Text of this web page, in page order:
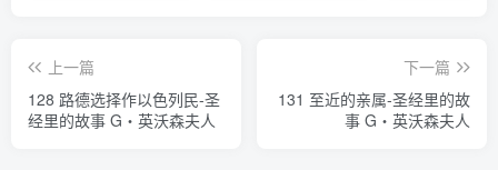
上一篇
128 路德选择作以色列民-圣
经里的故事 G‧英沃森夫人
下一篇
131 至近的亲属-圣经里的故
事 G‧英沃森夫人